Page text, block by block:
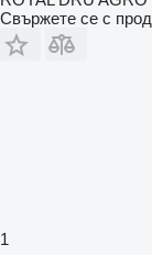
Свържете се с
1